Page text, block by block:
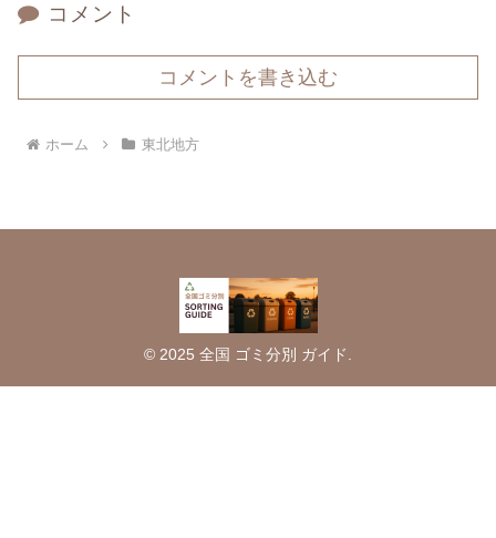
コメント
コメントを書き込む
ホーム 東北地方
© 2025 全国 ゴミ分別 ガイド.